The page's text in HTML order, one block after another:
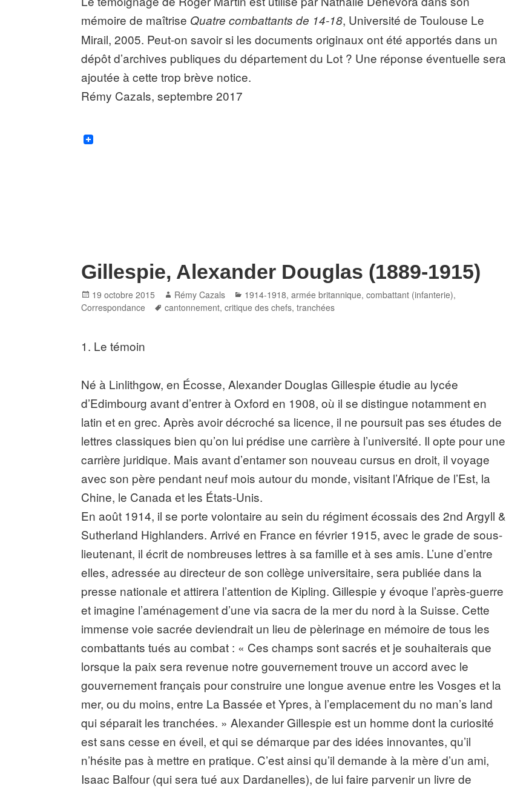
mémoire de maîtrise Quatre combattants de 14-18, Université de Toulouse Le
Mirail, 2005. Peut-on savoir si les documents originaux ont été apportés dans un
dépôt d’archives publiques du département du Lot ? Une réponse éventuelle sera
ajoutée à cette trop brève notice.
Rémy Cazals, septembre 2017
Gillespie, Alexander Douglas (1889-1915)
Posted
on
19 octobre 2015 Author
Rémy Cazals Categories
1914-1918,armée britannique,combattant (infanterie),
Correspondance
Tags
cantonnement,critique des chefs,tranchées
1. Le témoin
Né à Linlithgow, en Écosse, Alexander Douglas Gillespie étudie au lycée
d’Edimbourg avant d’entrer à Oxford en 1908, où il se distingue notamment en
latin et en grec. Après avoir décroché sa licence, il ne poursuit pas ses études de
lettres classiques bien qu’on lui prédise une carrière à l’université. Il opte pour une
carrière juridique. Mais avant d’entamer son nouveau cursus en droit, il voyage
avec son père pendant neuf mois autour du monde, visitant l’Afrique de l’Est, la
Chine, le Canada et les États-Unis.
En août 1914, il se porte volontaire au sein du régiment écossais des 2nd Argyll &
Sutherland Highlanders. Arrivé en France en février 1915, avec le grade de sous-
lieutenant, il écrit de nombreuses lettres à sa famille et à ses amis. L’une d’entre
elles, adressée au directeur de son collège universitaire, sera publiée dans la
presse nationale et attirera l’attention de Kipling. Gillespie y évoque l’après-guerre
et imagine l’aménagement d’une via sacra de la mer du nord à la Suisse. Cette
immense voie sacrée deviendrait un lieu de pèlerinage en mémoire de tous les
combattants tués au combat : « Ces champs sont sacrés et je souhaiterais que
lorsque la paix sera revenue notre gouvernement trouve un accord avec le
gouvernement français pour construire une longue avenue entre les Vosges et la
mer, ou du moins, entre La Bassée et Ypres, à l’emplacement du no man’s land
qui séparait les tranchées. » Alexander Gillespie est un homme dont la curiosité
est sans cesse en éveil, et qui se démarque par des idées innovantes, qu’il
n’hésite pas à mettre en pratique. C’est ainsi qu’il demande à la mère d’un ami,
Isaac Balfour (qui sera tué aux Dardanelles), de lui faire parvenir un livre de